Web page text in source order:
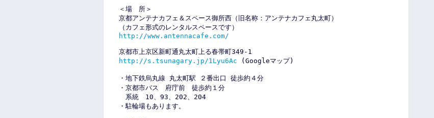
＜場　所＞
京都アンテナカフェ＆スペース御所西（旧名称：アンテナカフェ丸太町）
（カフェ形式のレンタルスペースです）
http://www.antennacafe.com/
京都市上京区新町通丸太町上る春帯町349-1
http://s.tsunagary.jp/1Lyu6Ac
( Googleマップ)
・地下鉄烏丸線 丸太町駅 ２番出口
徒歩約４分
・京都市バス　府庁前　徒歩約１分
系統 10 93 202
204
・駐輪場もあります。